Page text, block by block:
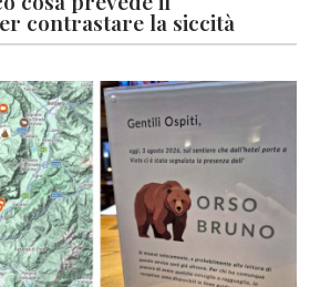
contrastare la siccità